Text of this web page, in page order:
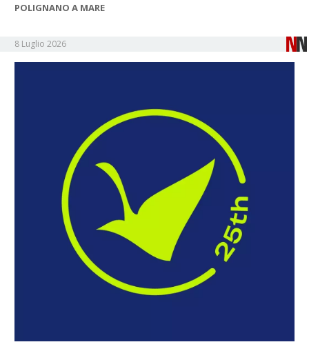
POLIGNANO A MARE
8 Luglio 2026